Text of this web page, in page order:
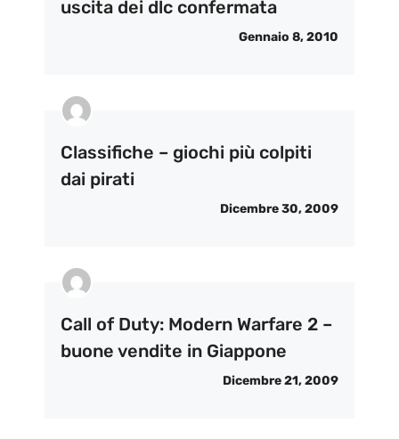
uscita dei dlc confermata
Gennaio 8, 2010
Classifiche – giochi più colpiti
dai pirati
Dicembre 30, 2009
Call of Duty: Modern Warfare 2 –
buone vendite in Giappone
Dicembre 21, 2009